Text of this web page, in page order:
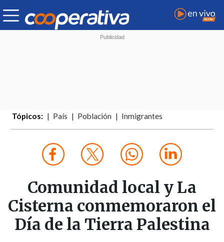
Tópicos: País Población Inmigrantes
Comunidad local y La
Cisterna conmemoraron el
Día de la Tierra Palestina